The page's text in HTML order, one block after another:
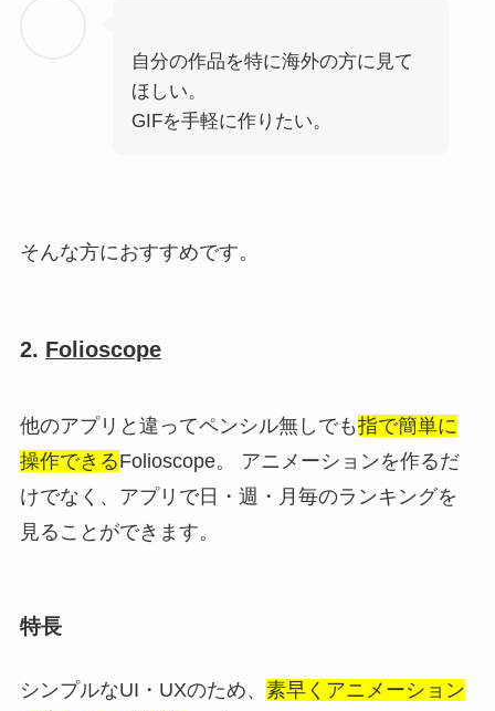
自分の作品を特に海外の方に見て
ほしい。
GIFを手軽に作りたい。
そんな方におすすめです。
2. Folioscope
他のアプリと違ってペンシル無しでも指で簡単に
操作できるFolioscope。 アニメーションを作るだ
けでなく、アプリで日・週・月毎のランキングを
見ることができます。
特長
シンプルなUI・UXのため、 素早くアニメーション